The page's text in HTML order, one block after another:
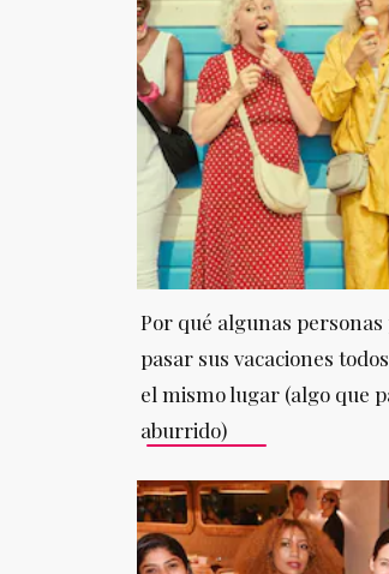
Por qué algunas
pasar sus vacaciones
el mismo lugar (algo que
aburrido)